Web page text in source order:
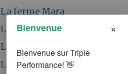
La ferme Mara
La Petite Surface
Le champ des Mêlés
Le Jardin de Manspach
Bienvenue ×